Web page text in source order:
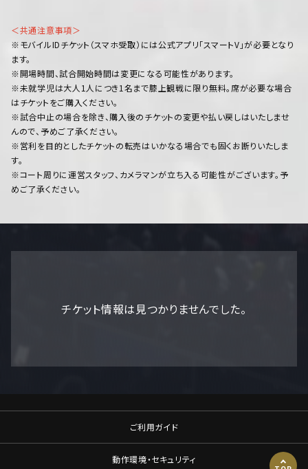
＜共通注意事項＞
※モバイルIDチケット（スマホ受取）には公式アプリ「スマートV」が必要となり
ます。
※開場時間、試合開始時間は変更になる可能性があります。
※未就学児は大人1人につき1名まで膝上観戦に限り無料。席が必要な場合
はチケットをご購入ください。
※試合中止の場合を除き、購入後のチケットの変更や払い戻しはいたしませ
んので、予めご了承ください。
※営利を目的としたチケットの転売はいかなる場合でも固くお断りいたしま
す。
※コート周りに運営スタッフ、カメラマンが立ち入る可能性がございます。予
めご了承ください。
チケット情報は見つかりませんでした。
ご利用ガイド
動作環境・セキュリティ